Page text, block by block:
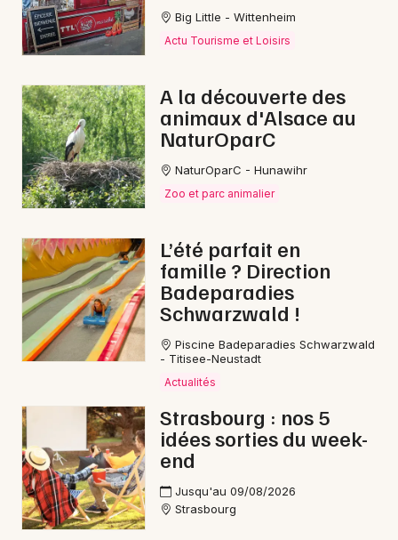
Big Little - Wittenheim
Actu Tourisme et Loisirs
A la découverte des
animaux d'Alsace au
NaturOparC
NaturOparC - Hunawihr
Zoo et parc animalier
L’été parfait en
famille ? Direction
Badeparadies
Schwarzwald !
Piscine Badeparadies Schwarzwald
- Titisee-Neustadt
Actualités
Strasbourg : nos 5
idées sorties du week-
end
Jusqu'au 09/08/2026
Strasbourg